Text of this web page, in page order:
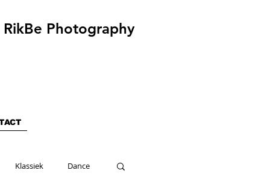
RikBe Photography
Klassiek Dance